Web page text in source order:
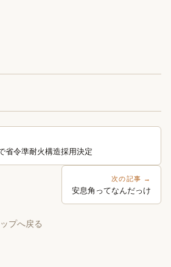
省令準耐火構造採用決定
次の記事 →
安息角ってなんだっけ
プへ戻る